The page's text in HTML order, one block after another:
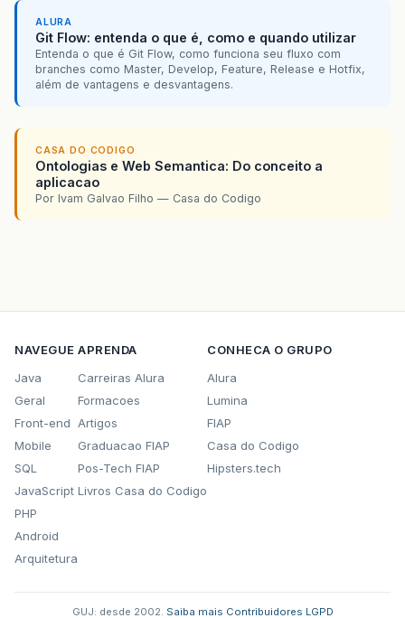
ALURA
Git Flow: entenda o que é, como e quando utilizar
Entenda o que é Git Flow, como funciona seu fluxo com
branches como Master, Develop, Feature, Release e Hotfix,
além de vantagens e desvantagens.
CASA DO CODIGO
Ontologias e Web Semantica: Do conceito a
aplicacao
Por Ivam Galvao Filho — Casa do Codigo
NAVEGUE
Java
Geral
Front-end
Mobile
SQL
JavaScript
PHP
Android
Arquitetura
APRENDA
Carreiras Alura
Formacoes
Artigos
Graduacao FIAP
Pos-Tech FIAP
Livros Casa do Codigo
CONHECA O GRUPO
Alura
Lumina
FIAP
Casa do Codigo
Hipsters.tech
GUJ: desde 2002. Saiba mais Contribuidores LGPD